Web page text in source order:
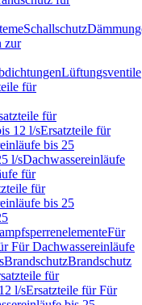
Schallschutz
zur
Lüftungsventile
für
für
12 l/sErsatzteile für
bis 25
l/sDachwassereinläufe
für
für
bis 25
Für
Für Dachwassereinläufe
BrandschutzBrandschutz
für
l/sErsatzteile für Für